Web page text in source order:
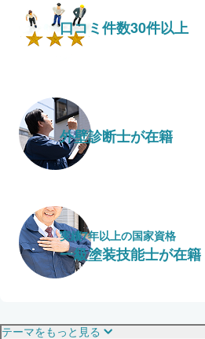
口コミ件数30件以上
外壁診断士が在籍
実績7年以上の国家資格
一級塗装技能士が在籍
テーマをもっと見る